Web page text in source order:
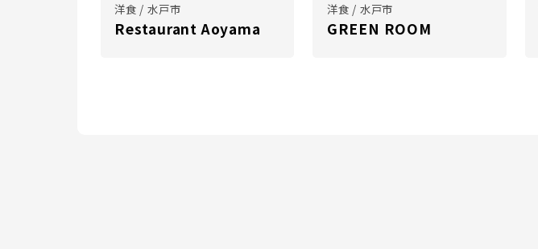
洋食 / 水戸市
Restaurant Aoyama
洋食 / 水戸市
GREEN ROOM